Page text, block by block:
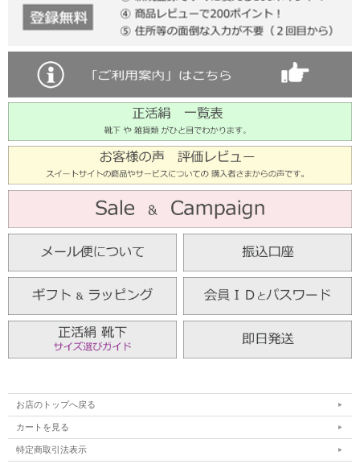
お店のトップへ戻る
カートを見る
特定商取引法表示